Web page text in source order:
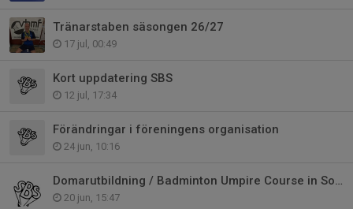
Tränarstaben säsongen 26/27
17 jul, 00:49
Kort uppdatering SBS
12 jul, 17:34
Förändringar i föreningens organisation
24 jun, 10:16
Domarutbildning / Badminton Umpire Course in Sollentuna
20 jun, 15:47